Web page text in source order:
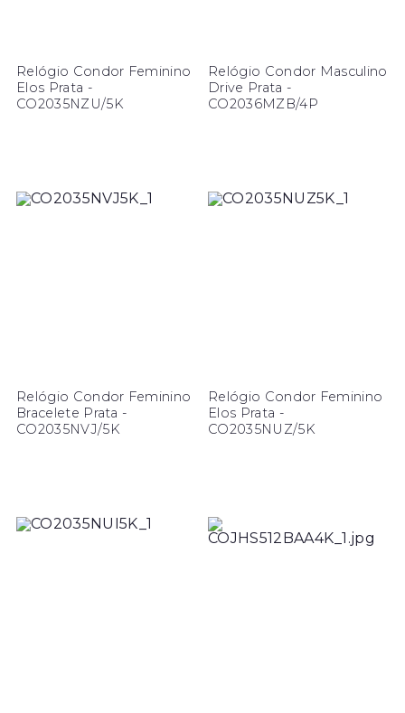
Relógio Condor Feminino
Elos Prata -
CO2035NZU/5K
Relógio Condor Masculino
Drive Prata -
CO2036MZB/4P
Relógio Condor Feminino
Bracelete Prata -
CO2035NVJ/5K
Relógio Condor Feminino
Elos Prata -
CO2035NUZ/5K